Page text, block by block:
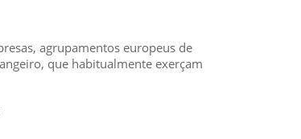
agrupamentos europeus de
que habitualmente exerçam